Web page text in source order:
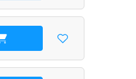
В корзину